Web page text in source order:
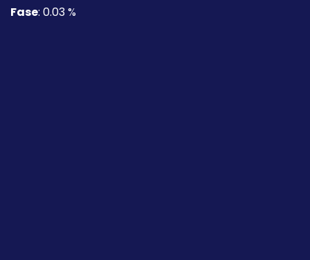
Fase: 0.03 %